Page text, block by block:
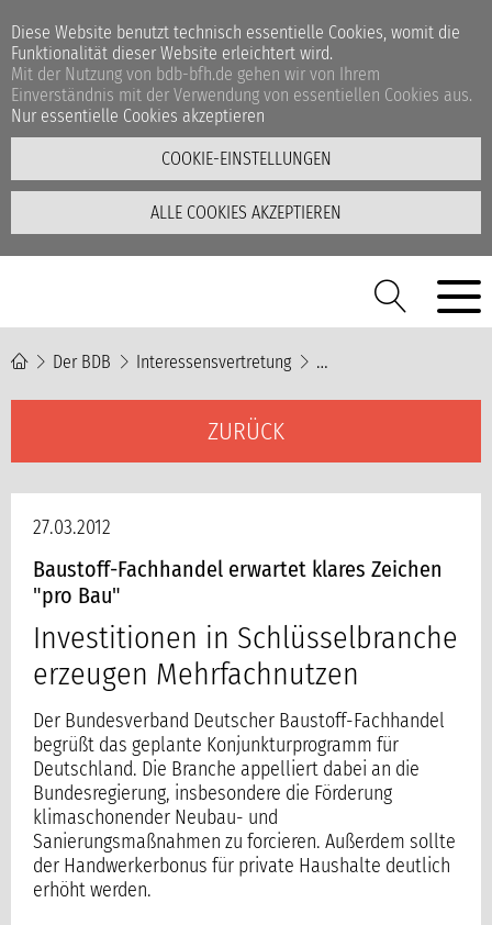
Diese Website benutzt technisch essentielle Cookies, womit die
Funktionalität dieser Website erleichtert wird.
Mit der Nutzung von bdb-bfh.de gehen wir von Ihrem
Einverständnis mit der Verwendung von essentiellen Cookies aus.
Nur essentielle Cookies akzeptieren
COOKIE-EINSTELLUNGEN
ALLE COOKIES AKZEPTIEREN
Der BDB Interessensvertretung Investitionen in
ZURÜCK
27.03.2012
Baustoff-Fachhandel erwartet klares Zeichen
"pro Bau"
Investitionen in Schlüsselbranche
erzeugen Mehrfachnutzen
Der Bundesverband Deutscher Baustoff-Fachhandel
begrüßt das geplante Konjunkturprogramm für
Deutschland. Die Branche appelliert dabei an die
Bundesregierung, insbesondere die Förderung
klimaschonender Neubau- und
Sanierungsmaßnahmen zu forcieren. Außerdem sollte
der Handwerkerbonus für private Haushalte deutlich
erhöht werden.